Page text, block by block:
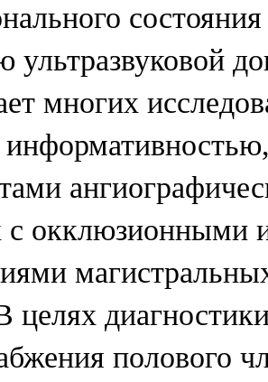
многих
с окклюзионными
целях
полового